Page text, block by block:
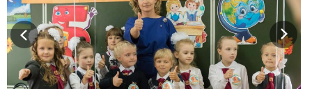
Previous Next